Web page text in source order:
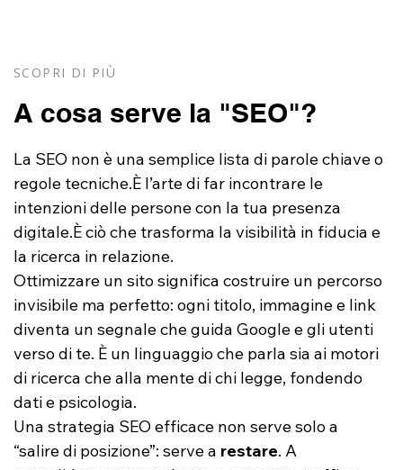
SCOPRI DI PIÙ
A cosa serve la "SEO"?
La SEO non è una semplice lista di parole chiave o
regole tecniche.È l’arte di far incontrare le
intenzioni delle persone con la tua presenza
digitale.È ciò che trasforma la visibilità in fiducia e
la ricerca in relazione.
Ottimizzare un sito significa costruire un percorso
invisibile ma perfetto: ogni titolo, immagine e link
diventa un segnale che guida Google e gli utenti
verso di te. È un linguaggio che parla sia ai motori
di ricerca che alla mente di chi legge, fondendo
dati e psicologia.
Una strategia SEO efficace non serve solo a
“salire di posizione”: serve a restare. A